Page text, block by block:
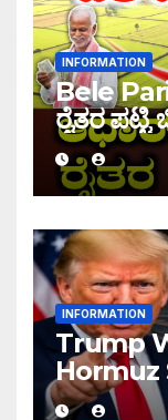
INFORMATION
Bele
ರೈತರ
ಹೆಸರು
INFORMATION
Trump
Hormuz
With Iran